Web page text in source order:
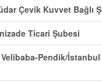
Çevik Kuvvet Bağlı
Ticari Şubesi
Pendik/